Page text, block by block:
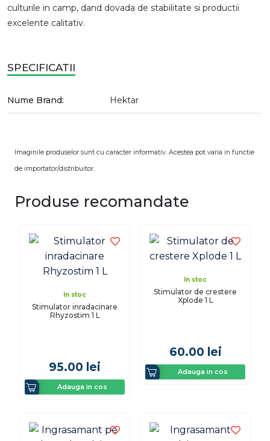
culturile in camp, dand dovada de stabilitate si productii
excelente calitativ.
SPECIFICATII
Nume Brand: Hektar
Imaginile produselor sunt cu caracter informativ. Acestea pot varia in functie
de importator/distribuitor.
Produse recomandate
In stoc
Stimulator inradacinare
Rhyzostim 1 L
95.00 lei
Adauga in cos
In stoc
Stimulator de crestere
Xplode 1 L
60.00 lei
Adauga in cos